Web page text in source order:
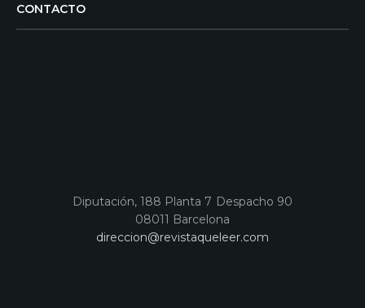
CONTACTO
Diputación, 188 Planta 7 Despacho 90
08011 Barcelona
direccion@revistaqueleer.com